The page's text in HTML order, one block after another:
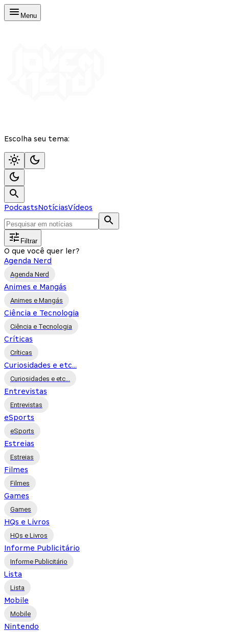
Menu
Escolha seu tema:
PodcastsNotíciasVídeos
Filtrar
O que você quer ler?
Agenda Nerd
Agenda Nerd
Animes e Mangás
Animes e Mangás
Ciência e Tecnologia
Ciência e Tecnologia
Críticas
Críticas
Curiosidades e etc...
Curiosidades e etc...
Entrevistas
Entrevistas
eSports
eSports
Estreias
Estreias
Filmes
Filmes
Games
Games
HQs e Livros
HQs e Livros
Informe Publicitário
Informe Publicitário
Lista
Lista
Mobile
Mobile
Nintendo